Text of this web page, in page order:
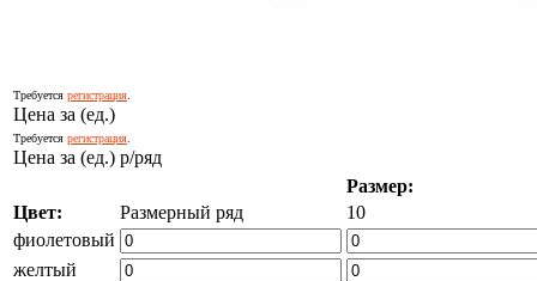
Требуется регистрация
Цена за (ед.)
Требуется регистрация
Цена за (ед.) р/ряд
Размер:
Цвет:
Размерный ряд
10
фиолетовый
желтый